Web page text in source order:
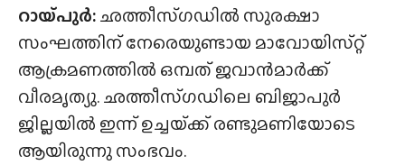
റായ്‌പുർ:ഛത്തീസ്‌ഗഡിൽ സുരക്ഷാ
സംഘത്തിന് നേരെയുണ്ടായ മാവോയിസ്‌റ്റ്
ആക്രമണത്തിൽ ഒമ്പത് ജവാൻമാർക്ക്
വീരമൃത്യു. ഛത്തീസ്‌ഗഡിലെ ബിജാപുർ
ജില്ലയിൽ ഇന്ന് ഉച്ചയ്‌ക്ക് രണ്ടുമണിയോടെ
ആയിരുന്നു സംഭവം.